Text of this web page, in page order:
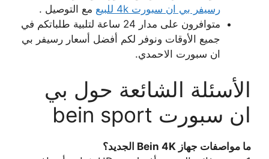
رسيفر بي ان سبورت 4k للبيع
مع التوصيل .
متوافرون على مدار 24 ساعة لتلبية طلباتكم في
جميع الأوقات ونوفر لكم أفضل أسعار رسيفر بي
ان سبورت الاحمدي.
الأسئلة الشائعة حول بي
ان سبورت bein sport
ما مواصفات جهاز Bein 4K الجديد؟